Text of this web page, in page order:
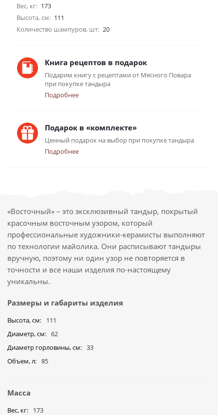
Вес, кг: 173
Высота, см: 111
Количество шампуров, шт: 20
Книга рецептов в подарок
Подарим книгу с рецептами от Мясного Повара
при покупке тандыра
Подробнее
Подарок в «комплекте»
Ценный подарок на выбор при покупке тандыра
Подробнее
«Восточный» – это эксклюзивный тандыр, покрытый
красочным восточным узором, который
профессиональные художники-керамисты выполняют
по технологии майолика. Они расписывают тандыры
вручную, поэтому ни один узор не повторяется в
точности и все наши изделия по-настоящему
уникальны.
Размеры и габариты изделия
Высота, см
111
Диаметр, см
62
Диаметр горловины, см
33
Объем, л
85
Масса
Вес, кг 173